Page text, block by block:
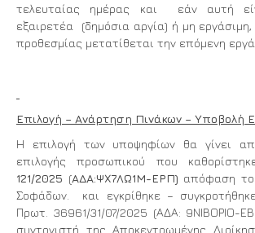
τελευταίας ημέρας και εάν αυτή
εξαιρετέα (δημόσια αργία) ή μη
προθεσμίας μετατίθεται την επόμενη
Επιλογή – Ανάρτηση Πινάκων – Υποβολή
Η επιλογή των υποψηφίων θα γίνει
επιλογής προσωπικού που
121/2025 (ΑΔΑ:ΨΧ7ΛΩ1Μ-ΕΡΠ) απόφαση
Σοφάδων. και εγκρίθηκε –
Πρωτ. 36961/31/07/2025 (ΑΔΑ: 9ΝΙΒΟΡΙΟ-
συντονιστή της Αποκεντρωμένης